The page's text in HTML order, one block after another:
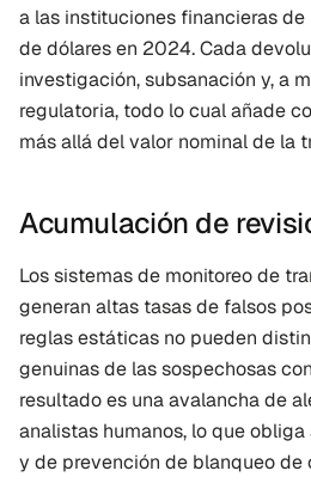
a las instituciones financieras de
de dólares en 2024. Cada
investigación, subsanación y, a
regulatoria, todo lo cual añade
más allá del valor nominal de la
Acumulación de
Los sistemas de monitoreo de
generan altas tasas de falsos
reglas estáticas no pueden
genuinas de las sospechosas
resultado es una avalancha de
analistas humanos, lo que
y de prevención de blanqueo de